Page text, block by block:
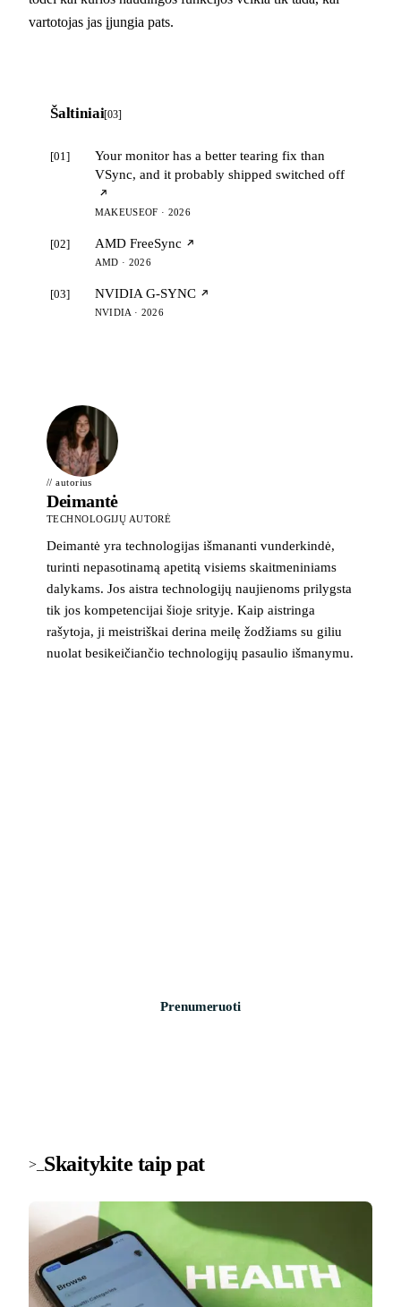
vartotojas jas įjungia pats.
Šaltiniai[03]
[01]
Your monitor has a better tearing fix than
VSync, and it probably shipped switched off
MAKEUSEOF · 2026
[02] AMD FreeSync
AMD · 2026
[03] NVIDIA G-SYNC
NVIDIA · 2026
// autorius
Deimantė
TECHNOLOGIJŲ AUTORĖ
Deimantė yra technologijas išmananti vunderkindė,
turinti nepasotinamą apetitą visiems skaitmeniniams
dalykams. Jos aistra technologijų naujienoms prilygsta
tik jos kompetencijai šioje srityje. Kaip aistringa
rašytoja, ji meistriškai derina meilę žodžiams su giliu
nuolat besikeičiančio technologijų pasaulio išmanymu.
Prenumeruoti
>_ Skaitykite taip pat